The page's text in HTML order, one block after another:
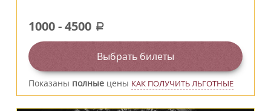
1000-4500 a
Выбрать билеты
Показаны полные цены КАК ПОЛУЧИТЬ ЛЬГОТНЫЕ